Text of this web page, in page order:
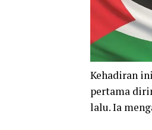
Kehadiran
pertama
lalu. Ia